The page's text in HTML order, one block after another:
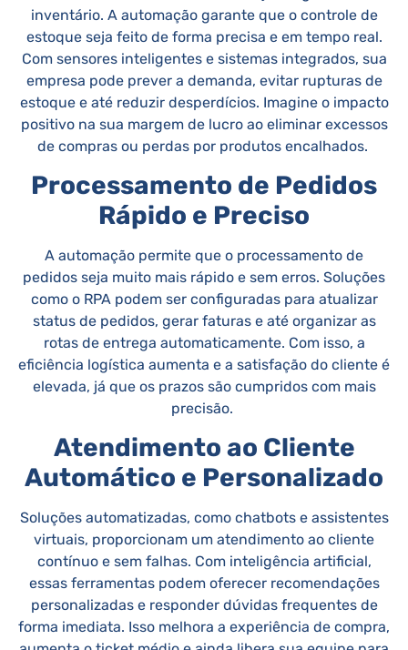
inventário. A automação garante que o controle de
estoque seja feito de forma precisa e em tempo real.
Com sensores inteligentes e sistemas integrados, sua
empresa pode prever a demanda, evitar rupturas de
estoque e até reduzir desperdícios. Imagine o impacto
positivo na sua margem de lucro ao eliminar excessos
de compras ou perdas por produtos encalhados.
Processamento de Pedidos
Rápido e Preciso
A automação permite que o processamento de
pedidos seja muito mais rápido e sem erros. Soluções
como o RPA podem ser configuradas para atualizar
status de pedidos, gerar faturas e até organizar as
rotas de entrega automaticamente. Com isso, a
eficiência logística aumenta e a satisfação do cliente é
elevada, já que os prazos são cumpridos com mais
precisão.
Atendimento ao Cliente
Automático e Personalizado
Soluções automatizadas, como chatbots e assistentes
virtuais, proporcionam um atendimento ao cliente
contínuo e sem falhas. Com inteligência artificial,
essas ferramentas podem oferecer recomendações
personalizadas e responder dúvidas frequentes de
forma imediata. Isso melhora a experiência de compra,